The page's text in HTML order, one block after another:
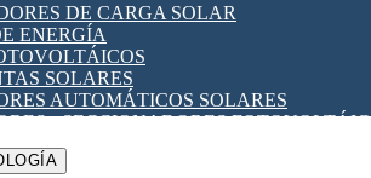
DE CARGA SOLAR
ENERGÍA
SOLARES
AUTOMÁTICOS SOLARES
- SECCIONADORES
SOLAR
Y SECCIONADORES